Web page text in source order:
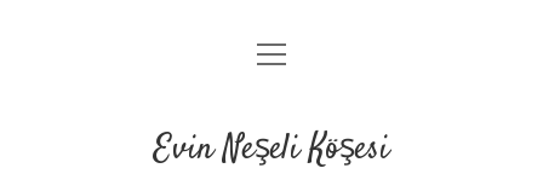
Anasayfa
menüyü
Evin Neşeli Köşesi